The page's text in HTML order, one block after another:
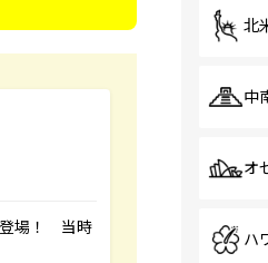
登場！ 当時
北
中
オ
ハ